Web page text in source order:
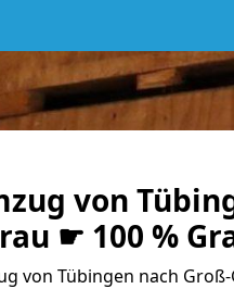
von
☛ 100 %
von Tübingen nach Groß-